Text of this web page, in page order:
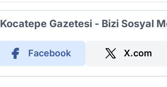
Kocatepe Gazetesi - Bizi Sosyal
Facebook X.com